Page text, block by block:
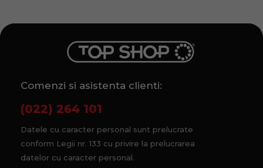
Comenzi si asistenta clienti:
(022) 264 101
Datele cu caracter personal sunt prelucrate
conform Legii nr. 133 cu privire la prelucrarea
datelor cu caracter personal.